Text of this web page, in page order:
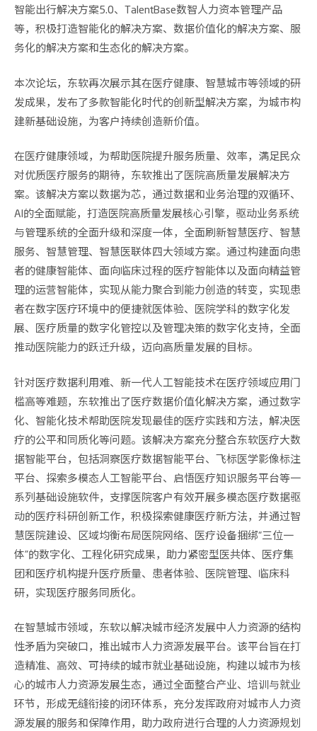
智能出行解决方案5.0、TalentBase数智人力资本管理产品
等，积极打造智能化的解决方案、数据价值化的解决方案、服
务化的解决方案和生态化的解决方案。
本次论坛，东软再次展示其在医疗健康、智慧城市等领域的研
发成果，发布了多款智能化时代的创新型解决方案，为城市构
建新基础设施，为客户持续创造新价值。
在医疗健康领域，为帮助医院提升服务质量、效率，满足民众
对优质医疗服务的期待，东软推出了医院高质量发展解决方
案。该解决方案以数据为芯，通过数据和业务治理的双循环、
AI的全面赋能，打造医院高质量发展核心引擎，驱动业务系统
与管理系统的全面升级和深度一体，全面刷新智慧医疗、智慧
服务、智慧管理、智慧医联体四大领域方案。通过构建面向患
者的健康智能体、面向临床过程的医疗智能体以及面向精益管
理的运营智能体，实现从能力聚合到能力创造的转变，实现患
者在数字医疗环境中的便捷就医体验、医院学科的数字化发
展、医疗质量的数字化管控以及管理决策的数字化支持，全面
推动医院能力的跃迁升级，迈向高质量发展的目标。
针对医疗数据利用难、新一代人工智能技术在医疗领域应用门
槛高等难题，东软推出了医疗数据价值化解决方案，通过数字
化、智能化技术帮助医院发现最佳的医疗实践和方法，解决医
疗的公平和同质化等问题。该解决方案充分整合东软医疗大数
据智能平台，包括洞察医疗数据智能平台、飞标医学影像标注
平台、探索多模态人工智能平台、启悟医疗知识服务平台等一
系列基础设施软件，支撑医院客户有效开展多模态医疗数据驱
动的医疗科研创新工作，积极探索健康医疗新方法，并通过智
慧医院建设、区域均衡布局医院网络、医疗设备捆绑“三位一
体”的数字化、工程化研究成果，助力紧密型医共体、医疗集
团和医疗机构提升医疗质量、患者体验、医院管理、临床科
研，实现医疗服务同质化。
在智慧城市领域，东软以解决城市经济发展中人力资源的结构
性矛盾为突破口，推出城市人力资源发展平台。该平台旨在打
造精准、高效、可持续的城市就业基础设施，构建以城市为核
心的城市人力资源发展生态，通过全面整合产业、培训与就业
环节，形成无缝衔接的闭环体系，充分发挥政府对城市人力资
源发展的服务和保障作用，助力政府进行合理的人力资源规划